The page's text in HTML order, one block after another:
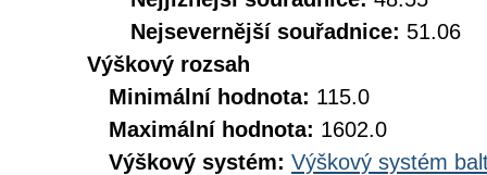
Nejsevernější souřadnice: 51.06
Výškový rozsah
Minimální hodnota: 115.0
Maximální hodnota: 1602.0
Výškový systém: Výškový systém